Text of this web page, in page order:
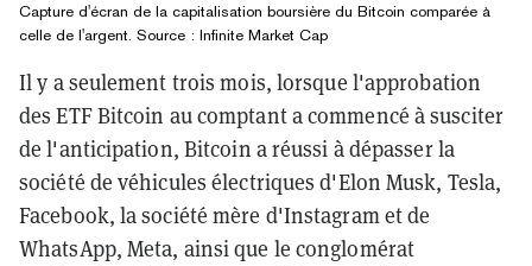
Capture d'écran de la capitalisation boursière du Bitcoin comparée à
celle de l'argent. Source : Infinite Market Cap
Il y a seulement trois mois, lorsque l'approbation
des ETF Bitcoin au comptant a commencé à susciter
de l'anticipation, Bitcoin a réussi à dépasser la
société de véhicules électriques d'Elon Musk, Tesla,
Facebook, la société mère d'Instagram et de
WhatsApp, Meta, ainsi que le conglomérat